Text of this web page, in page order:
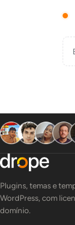
Plugins, temas e
WordPress, com
domínio.